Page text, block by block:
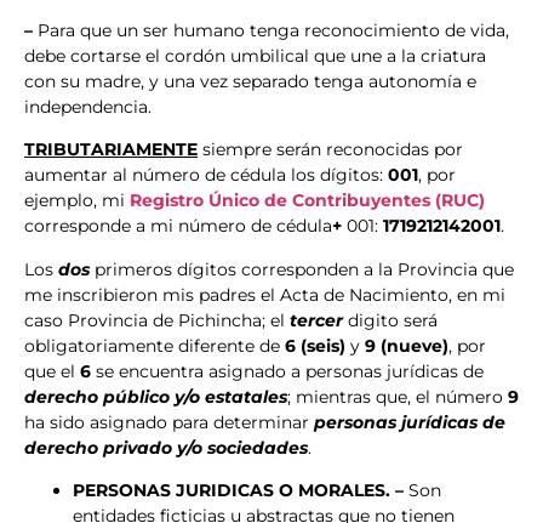
– Para que un ser humano tenga reconocimiento de vida,
debe cortarse el cordón umbilical que une a la criatura
con su madre, y una vez separado tenga autonomía e
independencia.
TRIBUTARIAMENTE siempre serán reconocidas por
aumentar al número de cédula los dígitos: 001, por
ejemplo, mi Registro Único de Contribuyentes (RUC)
corresponde a mi número de cédula+ 001: 1719212142001.
Los dos primeros dígitos corresponden a la Provincia que
me inscribieron mis padres el Acta de Nacimiento, en mi
caso Provincia de Pichincha; el tercer digito será
obligatoriamente diferente de 6 (seis) y 9 (nueve), por
que el 6 se encuentra asignado a personas jurídicas de
derecho público y/o estatales; mientras que, el número 9
ha sido asignado para determinar personas jurídicas de
derecho privado y/o sociedades.
PERSONAS JURIDICAS O MORALES. – Son
entidades ficticias u abstractas que no tienen